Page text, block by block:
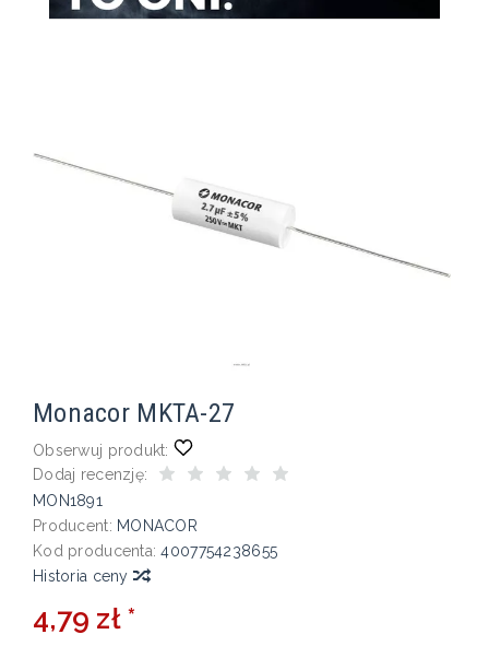
Monacor MKTA-27
Obserwuj produkt:
Dodaj recenzję:
MON1891
Producent: MONACOR
Kod producenta: 4007754238655
Historia ceny
4,79 zł *